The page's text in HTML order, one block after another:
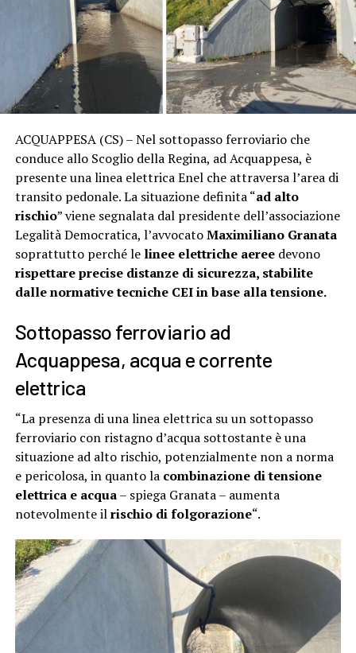
ACQUAPPESA (CS) – Nel sottopasso ferroviario che
conduce allo Scoglio della Regina, ad Acquappesa, è
presente una linea elettrica Enel che attraversa l’area di
transito pedonale. La situazione definita “ad alto
rischio” viene segnalata dal presidente dell’associazione
Legalità Democratica, l’avvocatoMaximiliano Granata
soprattutto perché le linee elettriche aereedevono
rispettare precise distanze di sicurezza, stabilite
dalle normative tecniche CEI in base alla tensione.
Sottopasso ferroviario ad
Acquappesa, acqua e corrente
elettrica
“La presenza di una linea elettrica su un sottopasso
ferroviario con ristagno d’acqua sottostante è una
situazione ad alto rischio, potenzialmente non a norma
e pericolosa, in quanto la combinazione di tensione
elettrica e acqua– spiega Granata – aumenta
notevolmente ilrischio di folgorazione“.